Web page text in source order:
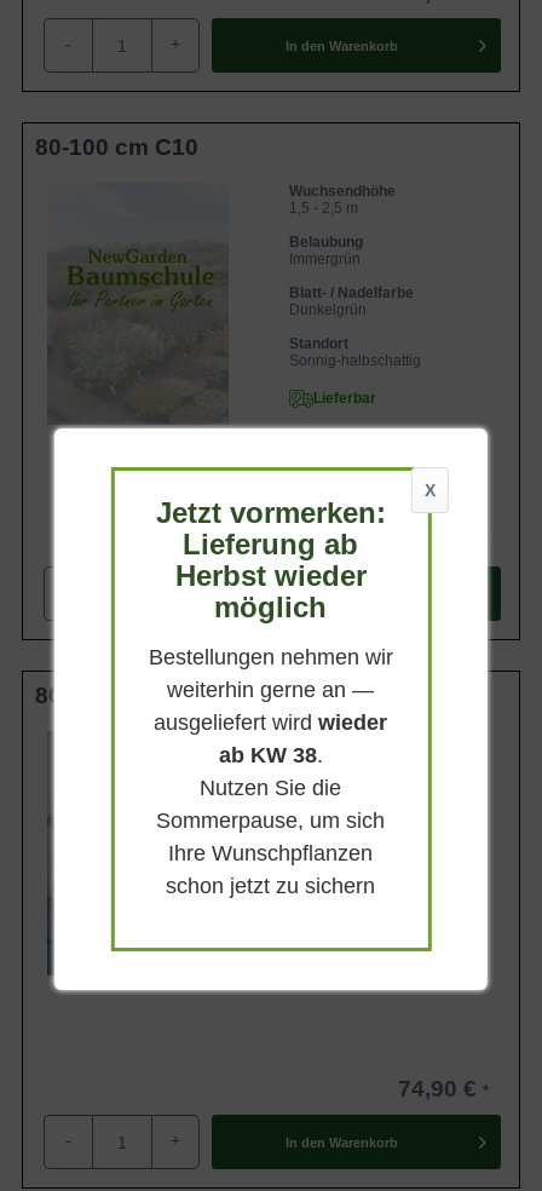
- + In den Warenkorb
80-100 cm C10
Wuchsendhöhe
1,5 - 2,5 m
Belaubung
Immergrün
Blatt- / Nadelfarbe
Dunkelgrün
Standort
Sonnig-halbschattig
Lieferbar
+ In den
80-100 cm C20
1,5 - 2,5 m
Belaubung
Blatt- / Nadelfarbe
Dunkelgrün
Standort
Lieferbar
74,90 €
- + In den Warenkorb
X
Jetzt vormerken:
Lieferung ab
Herbst wieder
möglich
Bestellungen nehmen wir
weiterhin gerne an —
ausgeliefert wirdwieder
ab KW 38.
Nutzen Sie die
Sommerpause, um sich
Ihre Wunschpflanzen
schon jetzt zu sichern